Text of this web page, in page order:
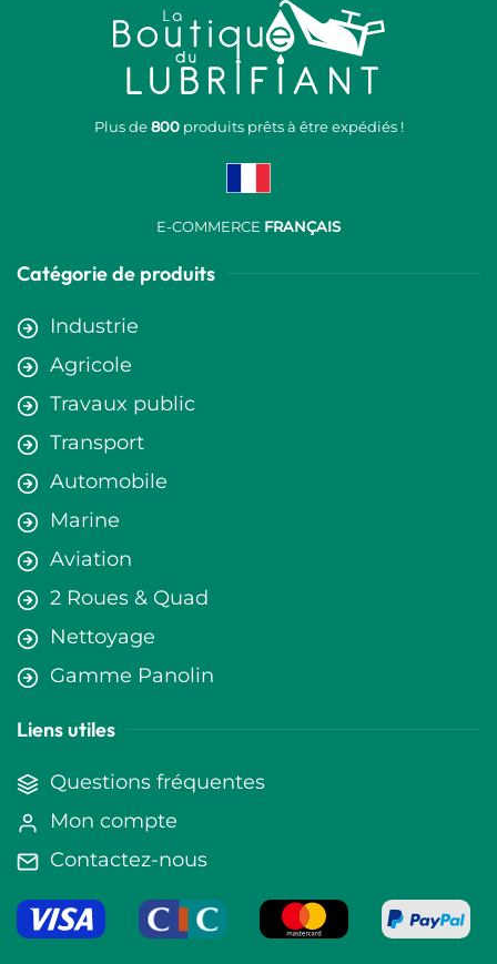
Plus de800produits prêts à être expédiés !
E-COMMERCE FRANÇAIS
Catégorie de produits
Industrie
Agricole
Travaux public
Transport
Automobile
Marine
Aviation
2 Roues & Quad
Nettoyage
Gamme Panolin
Liens utiles
Questions fréquentes
Mon compte
Contactez-nous